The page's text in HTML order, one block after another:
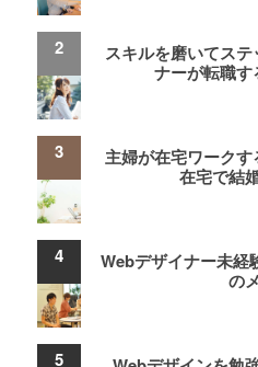
スキルを磨いてス
ナーが転職す
主婦が在宅ワークす
在宅で結
Webデザイナー未経
の